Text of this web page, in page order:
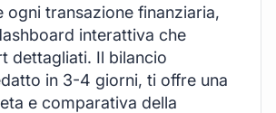
ogni transazione finanziaria,
interattiva che
dettagliati. Il bilancio
in 3-4 giorni, ti offre una
e comparativa della